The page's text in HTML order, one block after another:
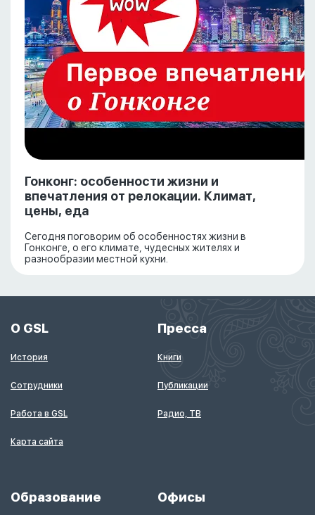
Гонконг: особенности жизни и
впечатления от релокации. Климат,
цены, еда
Сегодня поговорим об особенностях жизни в
Гонконге, о его климате, чудесных жителях и
разнообразии местной кухни.
О GSL
История
Сотрудники
Работа в GSL
Карта сайта
Пресса
Книги
Публикации
Радио, ТВ
Образование Офисы